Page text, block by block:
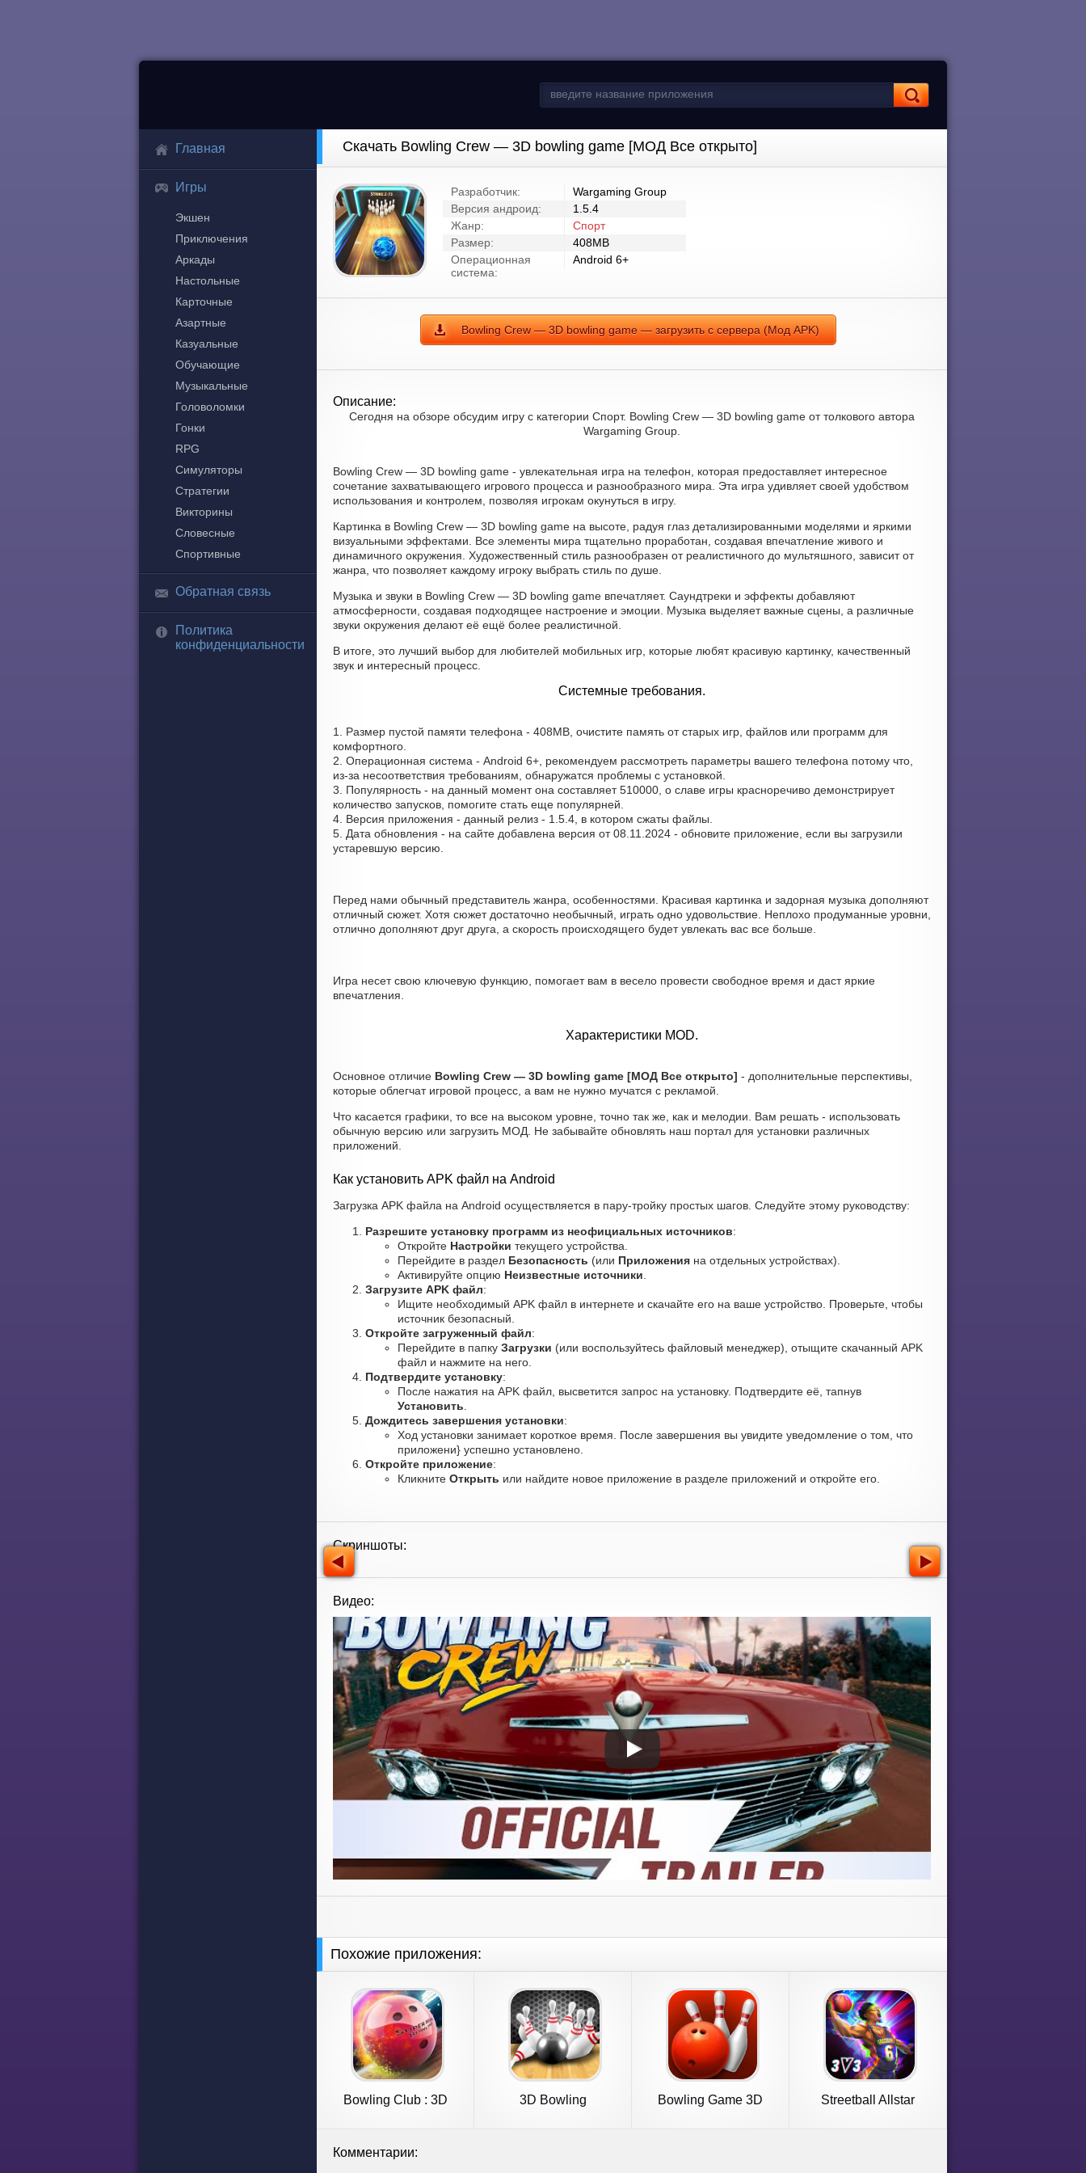
Главная
Игры
Экшен
Приключения
Аркады
Настольные
Карточные
Азартные
Казуальные
Обучающие
Музыкальные
Головоломки
Гонки
RPG
Симуляторы
Стратегии
Викторины
Словесные
Спортивные
Обратная связь
Политика
конфиденциальности
Скачать Bowling Crew — 3D bowling game [МОД Все открыто]
Разработчик:
Wargaming Group
Версия андроид:
1.5.4
Жанр:
Спорт
Размер:
408MB
Операционная
система:
Android 6+
Bowling Crew — 3D bowling game — загрузить с сервера (Мод APK)
Описание:
Сегодня на обзоре обсудим игру с категории Спорт. Bowling Crew — 3D bowling game от толкового автора
Wargaming Group.
Bowling Crew — 3D bowling game - увлекательная игра на телефон, которая предоставляет интересное
сочетание захватывающего игрового процесса и разнообразного мира. Эта игра удивляет своей удобством
использования и контролем, позволяя игрокам окунуться в игру.
Картинка в Bowling Crew — 3D bowling game на высоте, радуя глаз детализированными моделями и яркими
визуальными эффектами. Все элементы мира тщательно проработан, создавая впечатление живого и
динамичного окружения. Художественный стиль разнообразен от реалистичного до мультяшного, зависит от
жанра, что позволяет каждому игроку выбрать стиль по душе.
Музыка и звуки в Bowling Crew — 3D bowling game впечатляет. Саундтреки и эффекты добавляют
атмосферности, создавая подходящее настроение и эмоции. Музыка выделяет важные сцены, а различные
звуки окружения делают её ещё более реалистичной.
В итоге, это лучший выбор для любителей мобильных игр, которые любят красивую картинку, качественный
звук и интересный процесс.
Системные требования.
1. Размер пустой памяти телефона - 408MB, очистите память от старых игр, файлов или программ для
комфортного.
2. Операционная система - Android 6+, рекомендуем рассмотреть параметры вашего телефона потому что,
из-за несоответствия требованиям, обнаружатся проблемы с установкой.
3. Популярность - на данный момент она составляет 510000, о cлаве игры красноречиво демонстрирует
количество запусков, помогите стать еще популярней.
4. Версия приложения - данный релиз - 1.5.4, в котором сжаты файлы.
5. Дата обновления - на сайте добавлена версия от 08.11.2024 - обновите приложение, если вы загрузили
устаревшую версию.
Перед нами обычный представитель жанра, особенностями. Красивая картинка и задорная музыка дополняют
отличный сюжет. Хотя сюжет достаточно необычный, играть одно удовольствие. Неплохо продуманные уровни,
отлично дополняют друг друга, а скорость происходящего будет увлекать вас все больше.
Игра несет свою ключевую функцию, помогает вам в весело провести свободное время и даст яркие
впечатления.
Характеристики MOD.
Основное отличие Bowling Crew — 3D bowling game [МОД Все открыто] - дополнительные перспективы,
которые облегчат игровой процесс, а вам не нужно мучатся с рекламой.
Что касается графики, то все на высоком уровне, точно так же, как и мелодии. Вам решать - использовать
обычную версию или загрузить МОД. Не забывайте обновлять наш портал для установки различных
приложений.
Как установить APK файл на Android
Загрузка APK файла на Android осуществляется в пару-тройку простых шагов. Следуйте этому руководству:
Разрешите установку программ из неофициальных источников:
Откройте Настройки текущего устройства.
Перейдите в раздел Безопасность (или Приложения на отдельных устройствах).
Активируйте опцию Неизвестные источники
Загрузите APK файл:
Ищите необходимый APK файл в интернете и скачайте его на ваше устройство. Проверьте, чтобы
источник безопасный.
Откройте загруженный файл:
Перейдите в папку Загрузки (или воспользуйтесь файловый менеджер), отыщите скачанный APK
файл и нажмите на него.
Подтвердите установку:
После нажатия на APK файл, высветится запрос на установку. Подтвердите её, тапнув
Установить
Дождитесь завершения установки:
Ход установки занимает короткое время. После завершения вы увидите уведомление о том, что
приложени} успешно установлено.
Откройте приложение:
Кликните Открыть или найдите новое приложение в разделе приложений и откройте его.
Скриншоты:
Видео:
Похожие приложения:
Bowling Club : 3D
3D Bowling Bowling Game 3D Streetball Allstar
Комментарии: